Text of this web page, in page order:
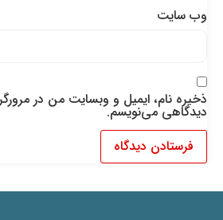
وب‌ سایت
ذخیره نام، ایمیل و وبسایت من در مرورگر
دیدگاهی می‌نویسم.